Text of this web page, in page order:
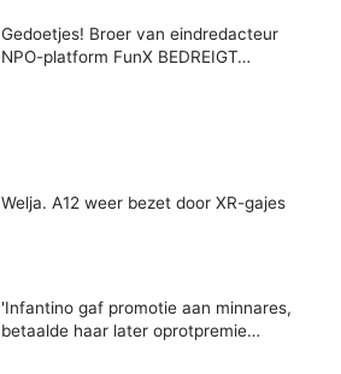
Gedoetjes! Broer van eindredacteur
NPO-platform FunX BEDREIGT…
Welja. A12 weer bezet door XR-gajes
'Infantino gaf promotie aan minnares,
betaalde haar later oprotpremie…